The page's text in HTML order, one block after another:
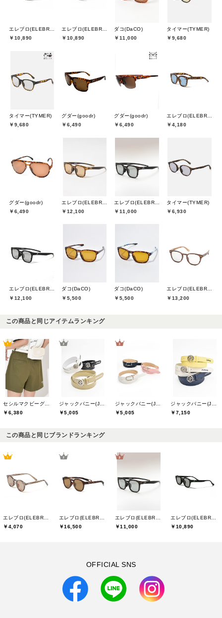
￥10,890
￥10,890
ダコ(DaCO)
￥11,000
タイマー(TYMER)
￥9,680
タイマー(TYMER)
￥9,680
グダー(goodr)
￥6,490
グダー(goodr)
￥6,490
￥4,180
グダー(goodr)
￥6,490
￥12,100
￥11,000
タイマー(TYMER)
￥6,930
エレブロ(ELEBROU)
￥12,100
ダコ(DaCO)
￥5,500
ダコ(DaCO)
￥5,500
エレブロ(ELEBROU)
￥13,200
この商品と同じアイテムランキング
セシルマクビーグリーン(CECIL McBEE green)
￥6,380
ジャックバニー(Jack Bunny)
￥5,005
ジャックバニー(Jack Bunny)
￥5,005
ジャックバニー(Jack Bunny)
￥7,150
この商品と同じブランドランキング
￥4,070
￥16,500
￥11,000
￥10,890
OFFICIAL SNS